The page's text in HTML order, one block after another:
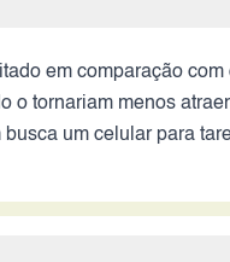
em comparação
o tornariam menos
um celular para